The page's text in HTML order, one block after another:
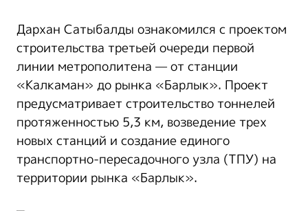
Дархан Сатыбалды ознакомился с проектом
строительства третьей очереди первой
линии метрополитена — от станции
«Калкаман» до рынка «Барлык». Проект
предусматривает строительство тоннелей
протяженностью 5,3 км, возведение трех
новых станций и создание единого
транспортно-пересадочного узла (ТПУ) на
территории рынка «Барлык».